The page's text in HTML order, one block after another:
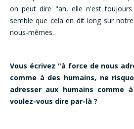
on peut dire "ah, elle n'est
semble que cela en dit long sur
nous-mêmes.
Vous écrivez "à force de nous
comme à des humains, ne
adresser aux humains comme
voulez-vous dire par-là ?